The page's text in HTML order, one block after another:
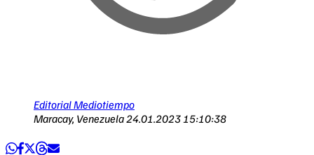
Editorial Mediotiempo
Maracay, Venezuela24.01.2023 15:10:38